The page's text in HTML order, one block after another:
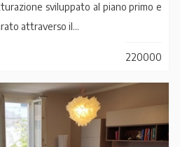
sviluppato al piano primo e
attraverso il...
220000